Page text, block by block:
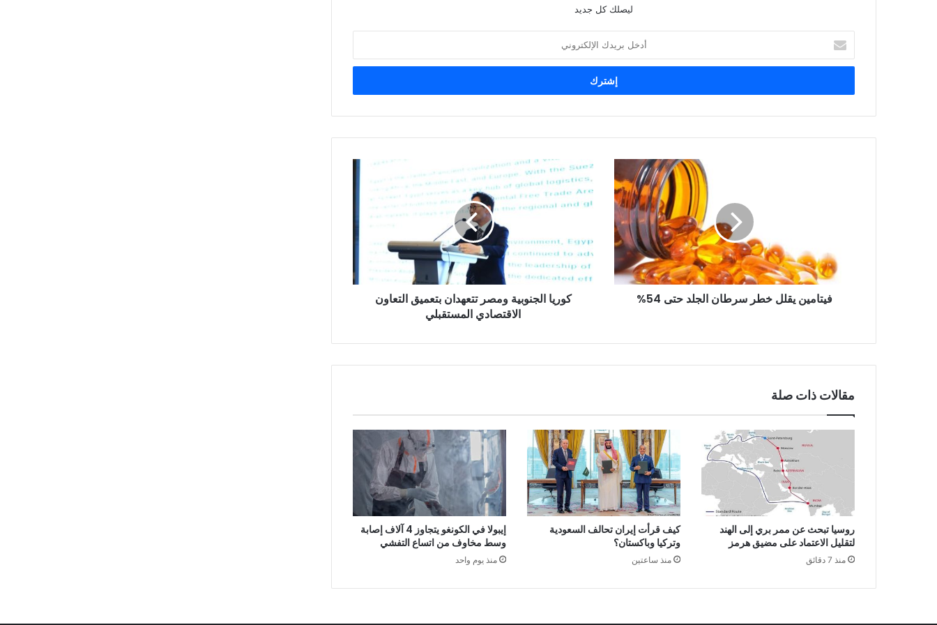
ليصلك كل جديد
بريدك
الإلكتروني
فيتامين يقلل خطر سرطان الجلد حتى 54%
كوريا
الجنوبية
ومصر
تتعهدان
التعاون
الاقتصادي
المستقبلي
كوريا الجنوبية ومصر تتعهدان بتعميق التعاون
الاقتصادي المستقبلي
مقالات ذات صلة
روسيا تبحث عن ممر بري إلى الهند
لتقليل الاعتماد على مضيق هرمز
منذ 7 دقائق
كيف قرأت إيران تحالف السعودية
وتركيا وباكستان؟
منذ ساعتين
إيبولا في الكونغو يتجاوز 4 آلاف إصابة
وسط مخاوف من اتساع التفشي
منذ يوم واحد